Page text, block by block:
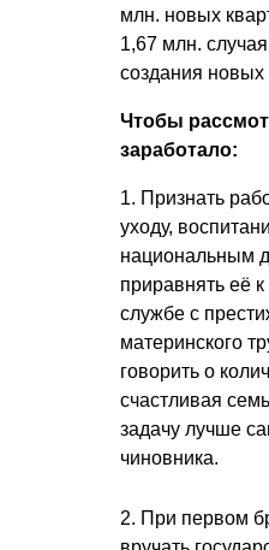
млн. новых
1,67 млн.
создания новых
Чтобы
заработало:
1. Признать
уходу,
национальным
приравнять её
службе с
материнского
говорить о
счастливая
задачу лучше
чиновника.
2. При первом